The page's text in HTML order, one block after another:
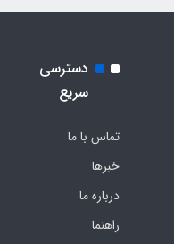
دسترسی
سریع
تماس با ما
خبرها
درباره ما
راهنما